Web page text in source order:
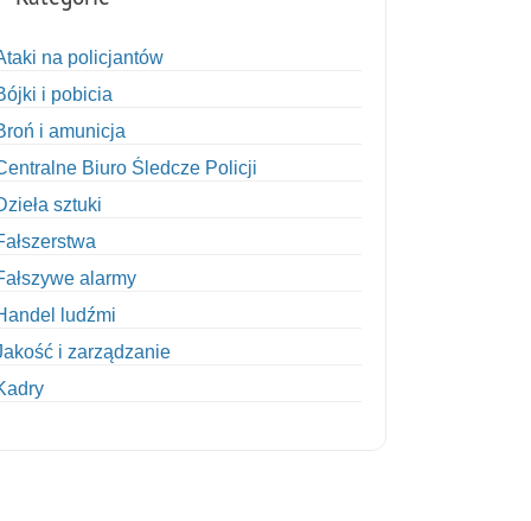
na policjantów
i pobicia
i amunicja
Biuro Śledcze Policji
sztuki
alarmy
ludźmi
i zarządzanie